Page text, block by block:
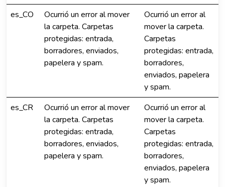
es_CO
Ocurrió un error al mover
la carpeta. Carpetas
protegidas: entrada,
borradores, enviados,
papelera y spam.
Ocurrió un error al
mover la carpeta.
Carpetas
protegidas: entrada,
borradores,
enviados, papelera
y spam.
es_CR
Ocurrió un error al mover
la carpeta. Carpetas
protegidas: entrada,
borradores, enviados,
papelera y spam.
Ocurrió un error al
mover la carpeta.
Carpetas
protegidas: entrada,
borradores,
enviados, papelera
y spam.